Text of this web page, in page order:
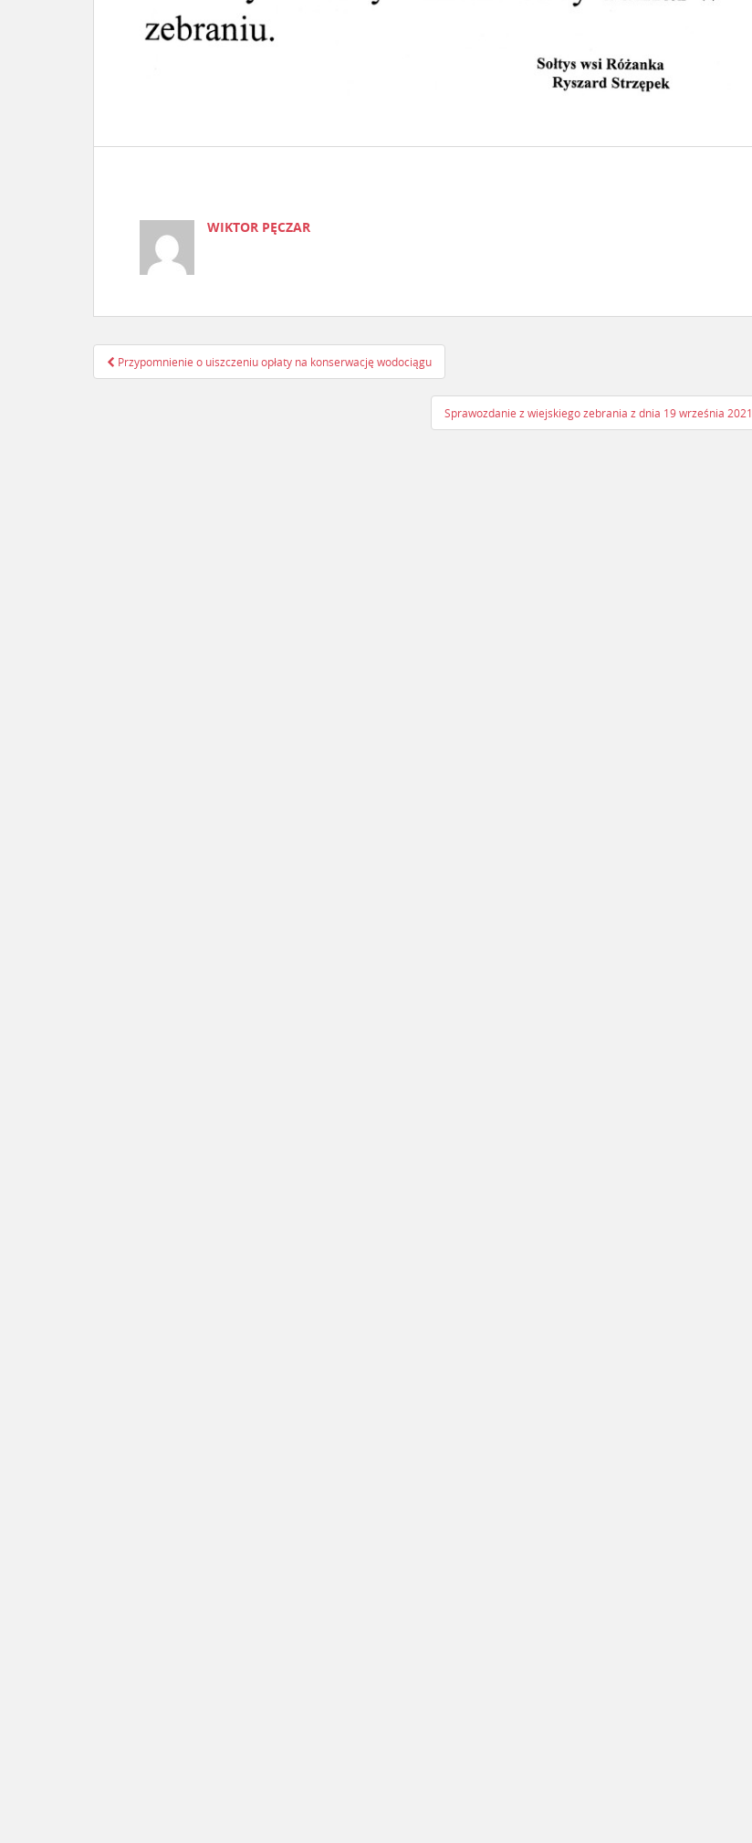
WIKTOR PĘCZAR
Nawigacja postu
Przypomnienie o uiszczeniu opłaty na konserwację wodociągu
Sprawozdanie z wiejskiego zebrania z dnia 19 września 2021